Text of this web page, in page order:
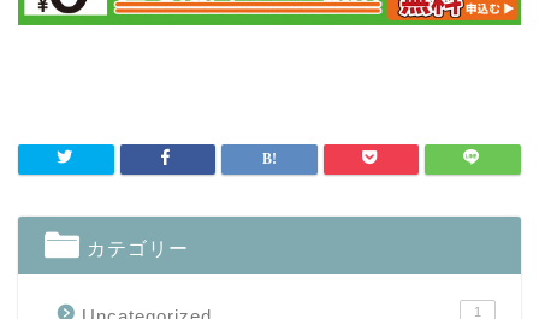
カテゴリー
1